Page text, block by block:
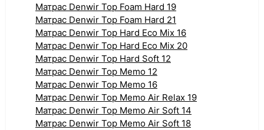
Матрас Denwir Top Foam Hard 19
Матрас Denwir Top Foam Hard 21
Матрас Denwir Top Hard Eco Mix 16
Матрас Denwir Top Hard Eco Mix 20
Матрас Denwir Top Hard Soft 12
Матрас Denwir Top Memo 12
Матрас Denwir Top Memo 16
Матрас Denwir Top Memo Air Relax 19
Матрас Denwir Top Memo Air Soft 14
Матрас Denwir Top Memo Air Soft 18